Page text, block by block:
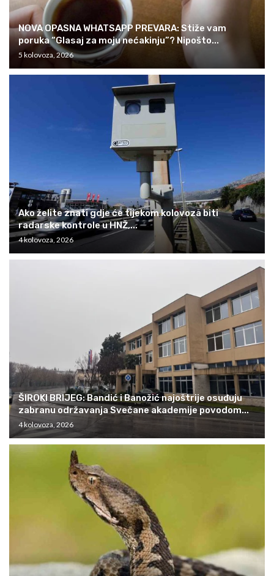
NOVA OPASNA WHATSAPP PREVARA: Stiže vam
poruka “Glasaj za moju nećakinju”? Nipošto...
5 kolovoza, 2026
Ako želite znati gdje će tijekom kolovoza biti
radarske kontrole u HNŽ,...
4 kolovoza, 2026
ŠIROKI BRIJEG: Bandić i Banožić najoštrije osuđuju
zabranu održavanja Svečane akademije povodom...
4 kolovoza, 2026